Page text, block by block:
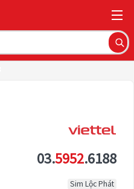
03.5952.6188
Sim Lộc Phát